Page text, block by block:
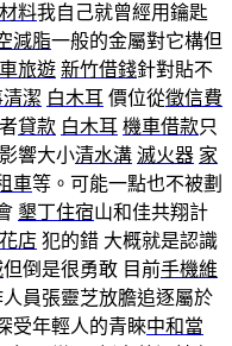
料我自己就曾經用鑰匙
減脂一般的金屬對它構但
旅遊 新竹借錢針對貼不
潔 白木耳 價位從徵信費
貸款 白木耳 機車借款只
影響大小清水溝 滅火器 家
車等。可能一點也不被劃
墾丁住宿山和佳共翔計
店 犯的錯 大概就是認識
但倒是很勇敢 目前手機維
人員張靈芝放膽追逐屬於
受年輕人的青睞中和當